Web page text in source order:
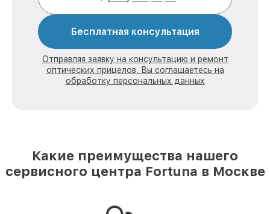
Бесплатная консультация
Отправляя заявку на консультацию и ремонт
оптических прицелов, Вы соглашаетесь на
обработку персональных данных
Какие преимущества нашего
сервисного центра Fortuna в Москве